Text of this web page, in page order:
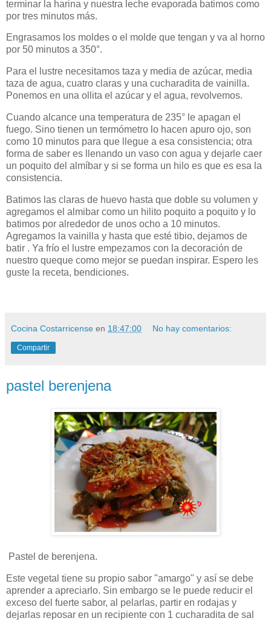
terminar la harina y nuestra leche evaporada batimos como
por tres minutos más.
Engrasamos los moldes o el molde que tengan y va al horno
por 50 minutos a 350°.
Para el lustre necesitamos taza y media de azúcar, media
taza de agua, cuatro claras y una cucharadita de vainilla.
Ponemos en una ollita el azúcar y el agua, revolvemos.
Cuando alcance una temperatura de 235° le apagan el
fuego. Sino tienen un termómetro lo hacen apuro ojo, son
como 10 minutos para que llegue a esa consistencia; otra
forma de saber es llenando un vaso con agua y dejarle caer
un poquito del almíbar y si se forma un hilo es que es esa la
consistencia.
Batimos las claras de huevo hasta que doble su volumen y
agregamos el almibar como un hilito poquito a poquito y lo
batimos por alrededor de unos ocho a 10 minutos.
Agregamos la vainilla y hasta que esté tibio, dejamos de
batir . Ya frío el lustre empezamos con la decoración de
nuestro queque como mejor se puedan inspirar. Espero les
guste la receta, bendiciones.
Cocina Costarricense en 18:47:00 No hay comentarios:
Compartir
pastel berenjena
Pastel de berenjena.
Este vegetal tiene su propio sabor "amargo" y así se debe
aprender a apreciarlo. Sin embargo se le puede reducir el
exceso del fuerte sabor, al pelarlas, partir en rodajas y
dejarlas reposar en un recipiente con 1 cucharadita de sal